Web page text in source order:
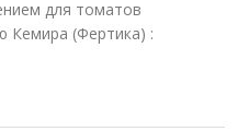
для томатов
Кемира (Фертика) :